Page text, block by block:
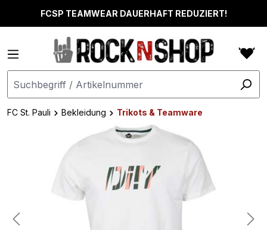
springenFCSP TEAMWEAR DAUERHAFT REDUZIERT!
FC St. Pauli Bekleidung
Trikots & Teamware
Bildergalerie überspringen